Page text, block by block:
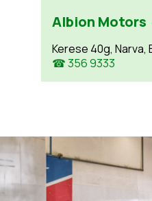
Albion Motors
Kerese 40g, Narva,
☎ 356 9333